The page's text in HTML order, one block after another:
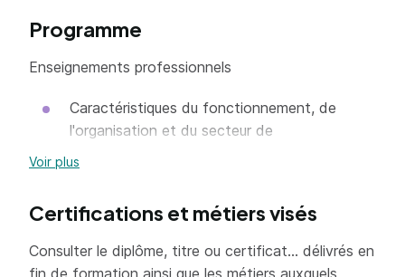
Il intervient directement sur les animaux dans le
prélèvements,...) dont il enregistre les données
techniques, il peut participer à la rédaction des
comptes-rendus pour la partie le concernant.
Programme
Enseignements professionnels
Caractéristiques du fonctionnement, de
l'organisation et du secteur de
Connaissances scientifiques et
environnement.
Voir plus
Certifications et métiers visés
Consulter le diplôme, titre ou certificat... délivrés en
fin de formation ainsi que les métiers auxquels